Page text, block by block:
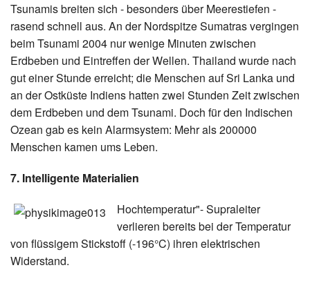
Tsunamis breiten sich - besonders über Meerestiefen -
rasend schnell aus. An der Nordspitze Sumatras vergingen
beim Tsunami 2004 nur wenige Minuten zwischen
Erdbeben und Eintreffen der Wellen. Thailand wurde nach
gut einer Stunde erreicht; die Menschen auf Sri Lanka und
an der Ostküste Indiens hatten zwei Stunden Zeit zwischen
dem Erdbeben und dem Tsunami. Doch für den Indischen
Ozean gab es kein Alarmsystem: Mehr als 200000
Menschen kamen ums Leben.
7. Intelligente Materialien
Hochtemperatur"- Supraleiter
verlieren bereits bei der Temperatur
von flüssigem Stickstoff (-196°C) ihren elektrischen
Widerstand.